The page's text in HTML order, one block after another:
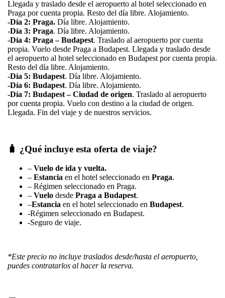
Llegada y traslado desde el aeropuerto al hotel seleccionado en
Praga por cuenta propia. Resto del día libre. Alojamiento.
-Día 2: Praga. Día libre. Alojamiento.
-Día 3: Praga. Día libre. Alojamiento.
-Día 4: Praga – Budapest. Traslado al aeropuerto por cuenta
propia. Vuelo desde Praga a Budapest. Llegada y traslado desde
el aeropuerto al hotel seleccionado en Budapest por cuenta propia.
Resto del día libre. Alojamiento.
-Día 5: Budapest. Día libre. Alojamiento.
-Día 6: Budapest. Día libre. Alojamiento.
-Día 7: Budapest – Ciudad de origen. Traslado al aeropuerto
por cuenta propia. Vuelo con destino a la ciudad de origen.
Llegada. Fin del viaje y de nuestros servicios.
🧳 ¿Qué incluye esta oferta de viaje?
– Vuelo de ida y vuelta.
– Estancia en el hotel seleccionado en Praga.
– Régimen seleccionado en Praga.
– Vuelo desde Praga a Budapest.
–Estancia en el hotel seleccionado en Budapest.
-Régimen seleccionado en Budapest.
-Seguro de viaje.
*Este precio no incluye traslados desde/hasta el aeropuerto,
puedes contratarlos al hacer la reserva.